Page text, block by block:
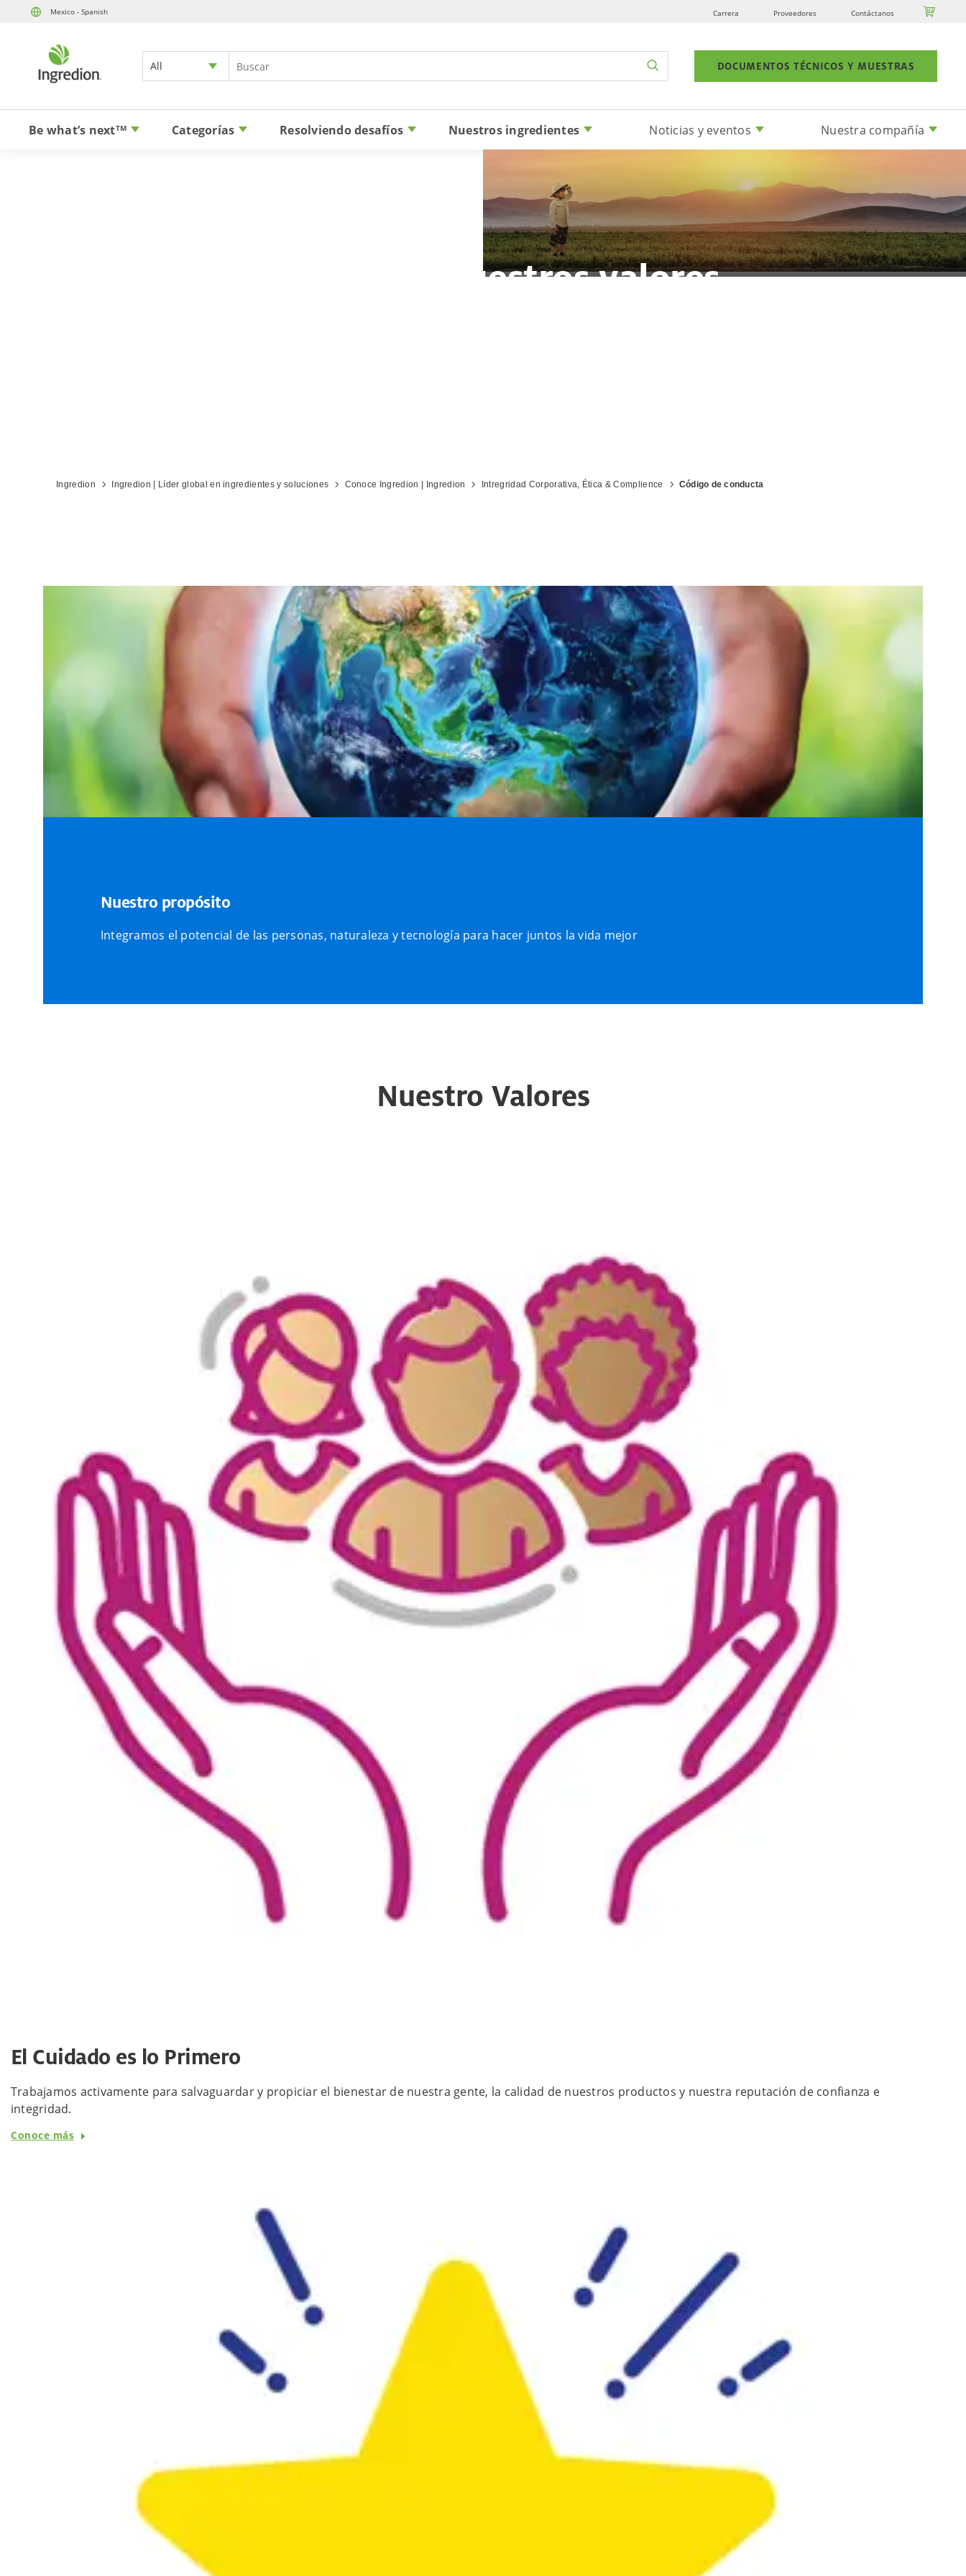
Mexico - Spanish Carrera Proveedores Contáctanos 
All DOCUMENTOS TÉCNICOS Y MUESTRAS
Be what’s nextTM Categorías Resolviendo desafíos Nuestros ingredientes Noticias y eventos Nuestra compañía
Vivir según nuestros valores
Ingredion Ingredion | Líder global en ingredientes y soluciones Conoce Ingredion | Ingredion Intregridad Corporativa, Ética & Complience Código de conducta
Nuestro propósito
Integramos el potencial de las personas, naturaleza y tecnología para hacer juntos la vida mejor
Nuestro Valores
El Cuidado es lo Primero
Trabajamos activamente para salvaguardar y propiciar el bienestar de nuestra gente, la calidad de nuestros productos y nuestra reputación de confianza e
integridad.
Conoce más